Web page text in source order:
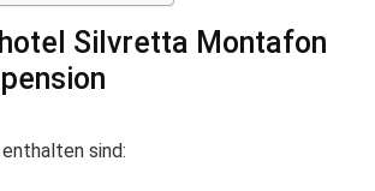
Silvretta Montafon
sind: